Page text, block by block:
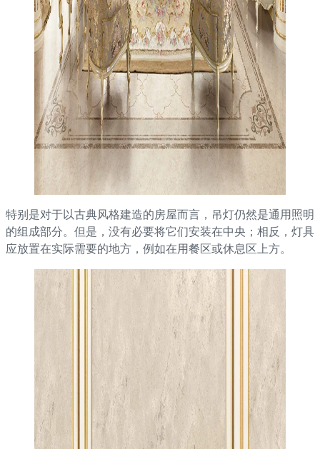
特别是对于以古典风格建造的房屋而言，吊灯仍然是通用照明
的组成部分。但是，没有必要将它们安装在中央；相反，灯具
应放置在实际需要的地方，例如在用餐区或休息区上方。